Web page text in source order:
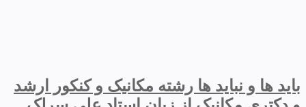
باید ها و نباید ها رشته مکانیک و کنکور ارشد